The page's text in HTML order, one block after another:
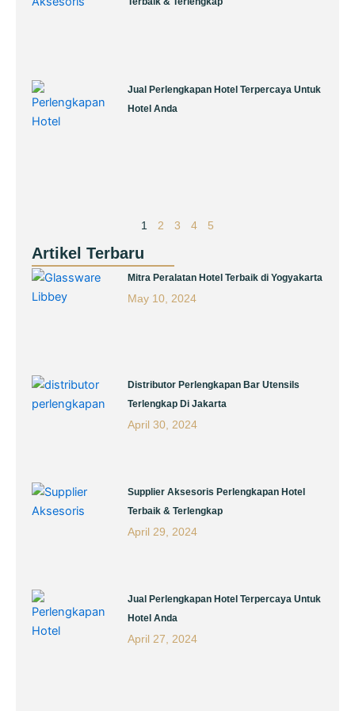
Jual Perlengkapan Hotel Terpercaya Untuk
Hotel Anda
1 2 3 4 5
Artikel Terbaru
Mitra Peralatan Hotel Terbaik di Yogyakarta
May 10, 2024
Distributor Perlengkapan Bar Utensils
Terlengkap Di Jakarta
April 30, 2024
Supplier Aksesoris Perlengkapan Hotel
Terbaik & Terlengkap
April 29, 2024
Jual Perlengkapan Hotel Terpercaya Untuk
Hotel Anda
April 27, 2024
PagePagePagePagePage